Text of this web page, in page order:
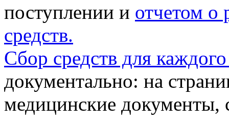
поступлении и отчетом о
средств.
Сбор средств для
документально: на
медицинские документы,